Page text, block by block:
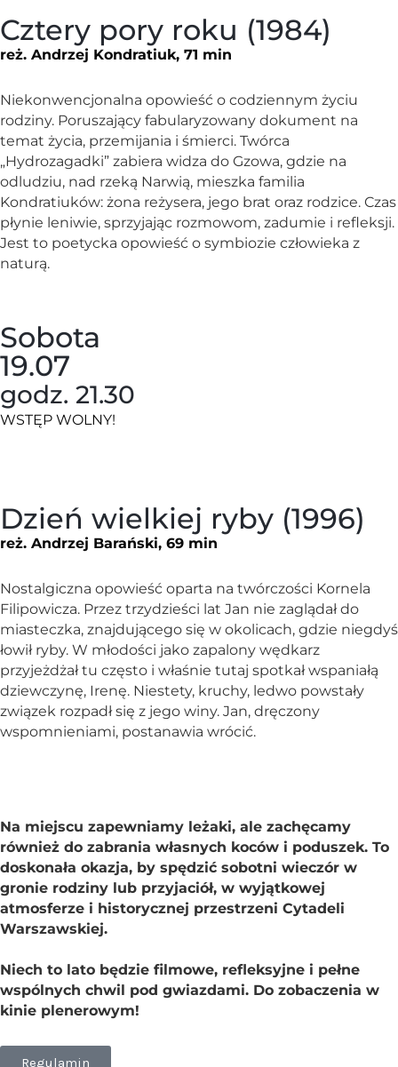
Cztery pory roku (1984)
reż. Andrzej Kondratiuk, 71 min
Niekonwencjonalna opowieść o codziennym życiu
rodziny. Poruszający fabularyzowany dokument na
temat życia, przemijania i śmierci. Twórca
„Hydrozagadki” zabiera widza do Gzowa, gdzie na
odludziu, nad rzeką Narwią, mieszka familia
Kondratiuków: żona reżysera, jego brat oraz rodzice. Czas
płynie leniwie, sprzyjając rozmowom, zadumie i refleksji.
Jest to poetycka opowieść o symbiozie człowieka z
naturą.
Sobota
19.07
godz. 21.30
WSTĘP WOLNY!
Dzień wielkiej ryby (1996)
reż. Andrzej Barański, 69 min
Nostalgiczna opowieść oparta na twórczości Kornela
Filipowicza. Przez trzydzieści lat Jan nie zaglądał do
miasteczka, znajdującego się w okolicach, gdzie niegdyś
łowił ryby. W młodości jako zapalony wędkarz
przyjeżdżał tu często i właśnie tutaj spotkał wspaniałą
dziewczynę, Irenę. Niestety, kruchy, ledwo powstały
związek rozpadł się z jego winy. Jan, dręczony
wspomnieniami, postanawia wrócić.
Na miejscu zapewniamy leżaki, ale zachęcamy
również do zabrania własnych koców i poduszek. To
doskonała okazja, by spędzić sobotni wieczór w
gronie rodziny lub przyjaciół, w wyjątkowej
atmosferze i historycznej przestrzeni Cytadeli
Warszawskiej.
Niech to lato będzie filmowe, refleksyjne i pełne
wspólnych chwil pod gwiazdami. Do zobaczenia w
kinie plenerowym!
Regulamin